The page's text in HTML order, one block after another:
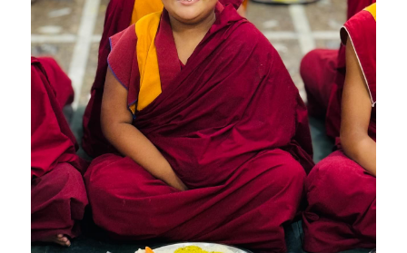
亞洲
美洲
大洋洲
寺院